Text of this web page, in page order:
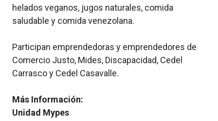
helados veganos, jugos naturales, comida
saludable y comida venezolana.
Participan emprendedoras y emprendedores de
Comercio Justo, Mides, Discapacidad, Cedel
Carrasco y Cedel Casavalle.
Más Información:
Unidad Mypes